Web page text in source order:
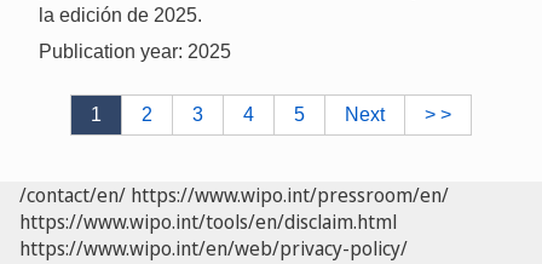
la edición de 2025.
Publication year: 2025
1 2 3 4 5 Next > >
/contact/en/ https://www.wipo.int/pressroom/en/
https://www.wipo.int/tools/en/disclaim.html
https://www.wipo.int/en/web/privacy-policy/